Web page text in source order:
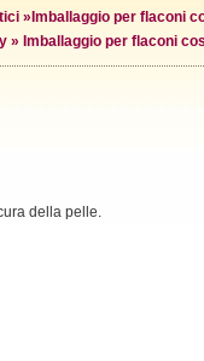
» Imballaggio per flaconi
» Imballaggio per flaconi
della pelle.